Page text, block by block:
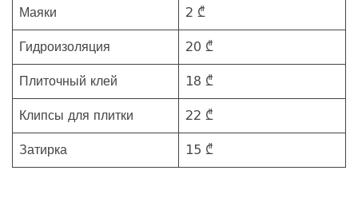
Маяки 2 ₾
Гидроизоляция 20 ₾
Плиточный клей 18 ₾
Клипсы для плитки 22 ₾
Затирка 15 ₾